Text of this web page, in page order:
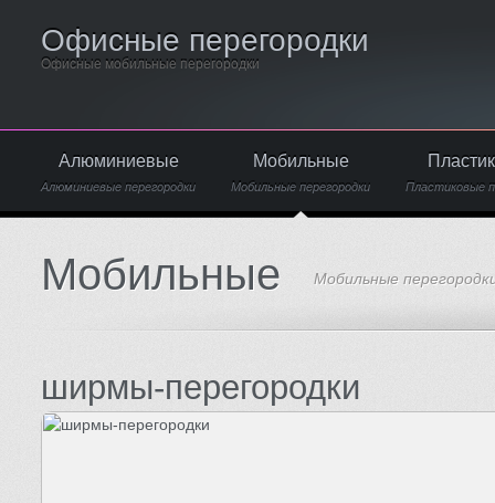
Офисные перегородки
Офисные мобильные перегородки
Алюминиевые
Алюминиевые перегородки
Мобильные
Мобильные перегородки Пластиковые
Мобильные Мобильные
ширмы-перегородки